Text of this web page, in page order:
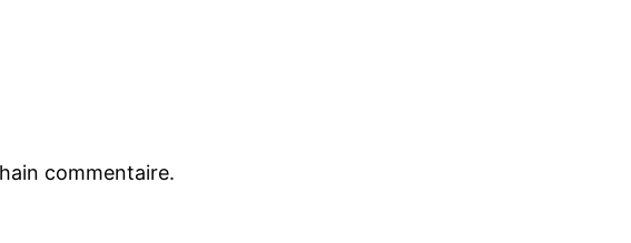
commentaire.